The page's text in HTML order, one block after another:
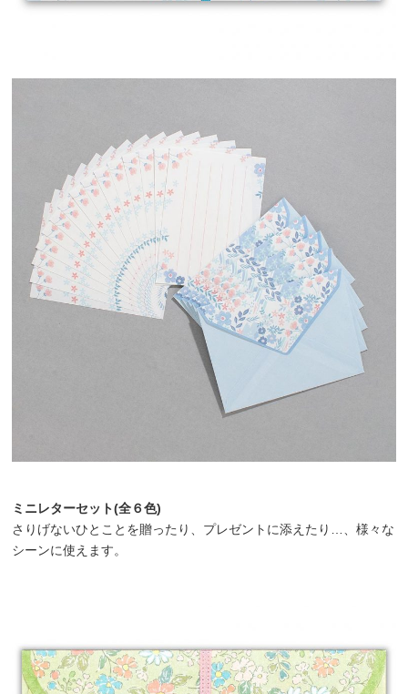
ミニレターセット(全６色)
さりげないひとことを贈ったり、プレゼントに添えたり…、様々な
シーンに使えます。